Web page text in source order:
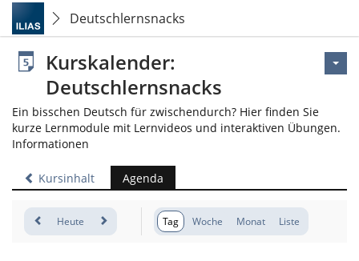
Deutschlernsnacks
Kurskalender:
Deutschlernsnacks
Ein bisschen Deutsch für zwischendurch? Hier finden Sie
kurze Lernmodule mit Lernvideos und interaktiven Übungen.
Informationen
Kursinhalt Agenda
Heute Tag Woche Monat Liste